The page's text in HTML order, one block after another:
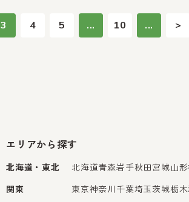
3 4 5 ... 10 ... >
エリアから探す
北海道・東北 北海道青森岩手秋田宮城山形
関東
東京神奈川 千葉埼玉茨城栃木